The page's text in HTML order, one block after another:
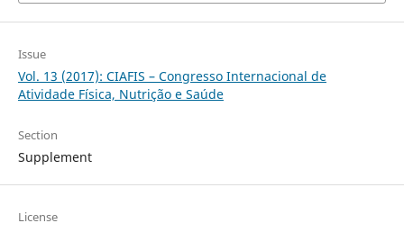
Issue
Vol. 13 (2017): CIAFIS – Congresso Internacional de
Atividade Física, Nutrição e Saúde
Section
Supplement
License